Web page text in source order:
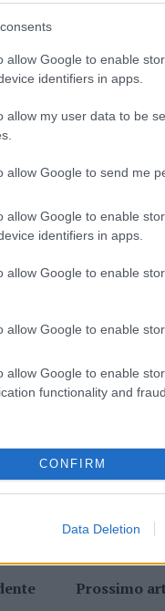
allow Google to enable
identifiers in apps.
allow my user data to be
allow Google to send me
allow Google to enable
identifiers in apps.
allow Google to enable
allow Google to enable
allow Google to enable
functionality and
CONFIRM
Data Deletion
nella sezione
i tuoi video
+39 345 356 7512
di GalluraOggi.it
news da
Prossimo